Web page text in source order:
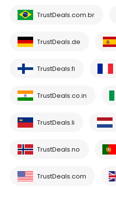
TrustDeals.com.br
TrustDeals.de
TrustDeals.fi
TrustDeals.co.in
TrustDeals.li
TrustDeals.no
TrustDeals.com